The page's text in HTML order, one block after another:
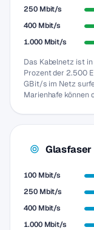
250 Mbit/s
400 Mbit/s
1.000 Mbit/s
Das Kabelnetz ist
Prozent der 2.500
GBit/s im Netz
Marienhafe
Glasfaser
100 Mbit/s
250 Mbit/s
400 Mbit/s
1.000 Mbit/s